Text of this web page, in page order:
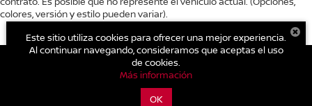
colores, versión y estilo pueden variar).
Michoacán de Ocampo,México
Este sitio utiliza cookies para ofrecer una mejor experiencia.
Al continuar navegando, consideramos que aceptas el uso
de cookies.
Más información
OK